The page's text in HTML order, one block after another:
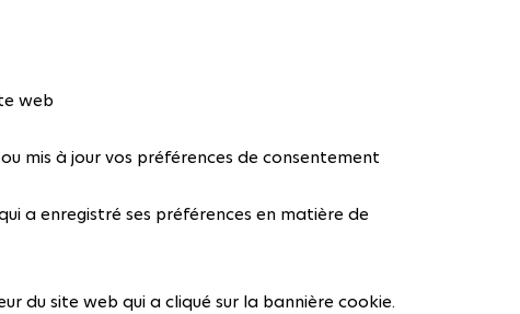
web
mis à jour vos préférences de consentement
a enregistré ses préférences en matière de
du site web qui a cliqué sur la bannière cookie.